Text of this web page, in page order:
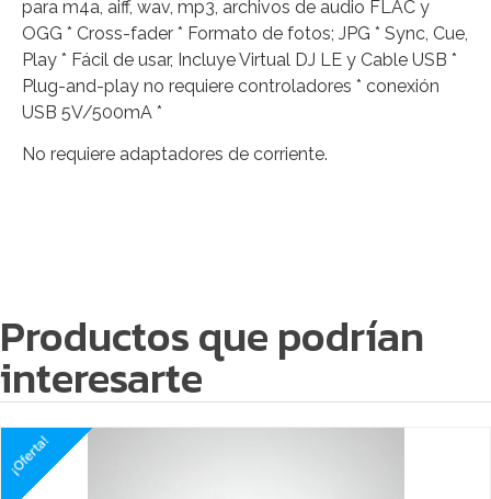
para m4a, aiff, wav, mp3, archivos de audio FLAC y
OGG * Cross-fader * Formato de fotos; JPG * Sync, Cue,
Play * Fácil de usar, Incluye Virtual DJ LE y Cable USB *
Plug-and-play no requiere controladores * conexión
USB 5V/500mA *
No requiere adaptadores de corriente.
Productos que podrían
interesarte
¡Oferta!